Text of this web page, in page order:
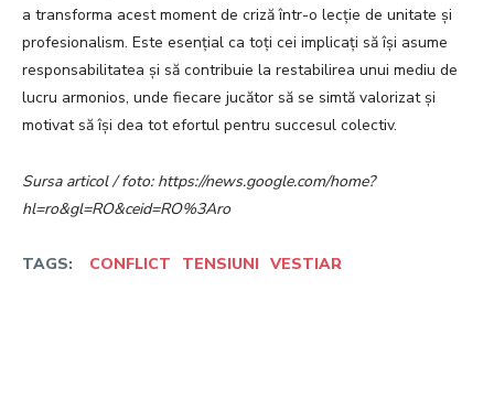
a transforma acest moment de criză într-o lecție de unitate și
profesionalism. Este esențial ca toți cei implicați să își asume
responsabilitatea și să contribuie la restabilirea unui mediu de
lucru armonios, unde fiecare jucător să se simtă valorizat și
motivat să își dea tot efortul pentru succesul colectiv.
Sursa articol / foto: https://news.google.com/home?
hl=ro&gl=RO&ceid=RO%3Aro
TAGS: CONFLICT TENSIUNI VESTIAR